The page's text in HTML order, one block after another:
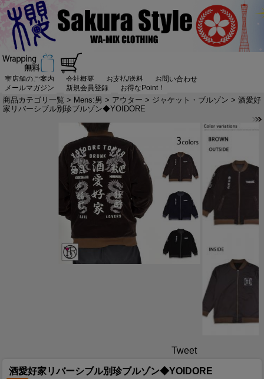
実店舗のご案内 会社概要 お支払/送料
お問い合わせ
メールマガジン
新規会員登録 お得なPoint！
商品カテゴリ一覧 > Mens:男 > アウター > ジャケット・ブルゾン > 酒愛好
家リバーシブル別珍ブルゾン◆YOIDORE
Tweet
酒愛好家リバーシブル別珍ブルゾン◆YOIDORE